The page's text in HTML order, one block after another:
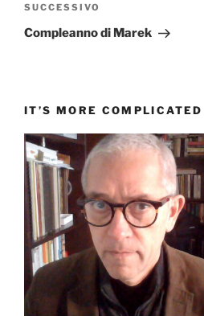
Articolo
successivo
SUCCESSIVO
Compleanno di Marek
IT’S MORE